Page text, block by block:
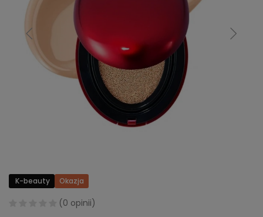
K-beauty Okazja
(0 opinii)